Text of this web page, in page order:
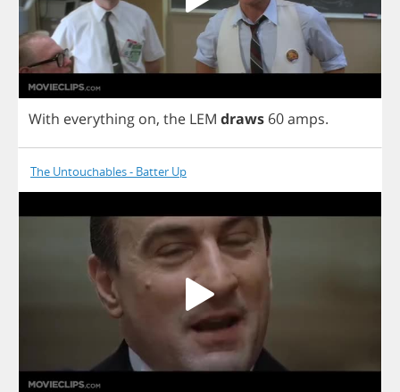
With everything on, the LEM draws 60amps.
The Untouchables - Batter Up